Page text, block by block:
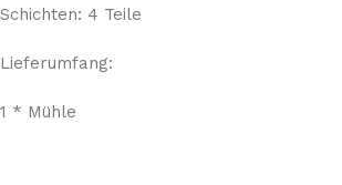
Schichten: 4 Teile
Lieferumfang:
1 * Mühle